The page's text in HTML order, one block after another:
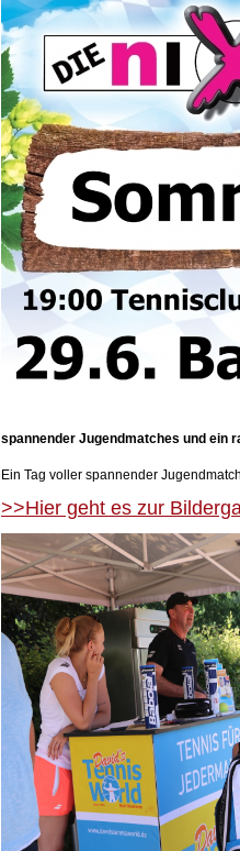
spannender Jugendmatches und ein
Ein Tag voller spannender
>>Hier geht es zur